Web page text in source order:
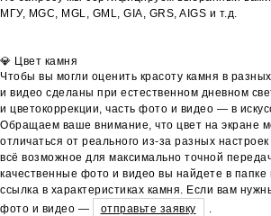
МГУ, MGC, MGL, GML, GIA, GRS, AIGS и т.д.
💎 Цвет камня
Чтобы вы могли оценить красоту камня в
и видео сделаны при естественном дневном
и цветокоррекции, часть фото и видео — в
Обращаем ваше внимание, что цвет на экране
отличаться от реального из-за разных
всё возможное для максимально точной
качественные фото и видео вы найдете в
ссылка в характеристиках камня. Если вам
фото и видео —
отправьте заявку